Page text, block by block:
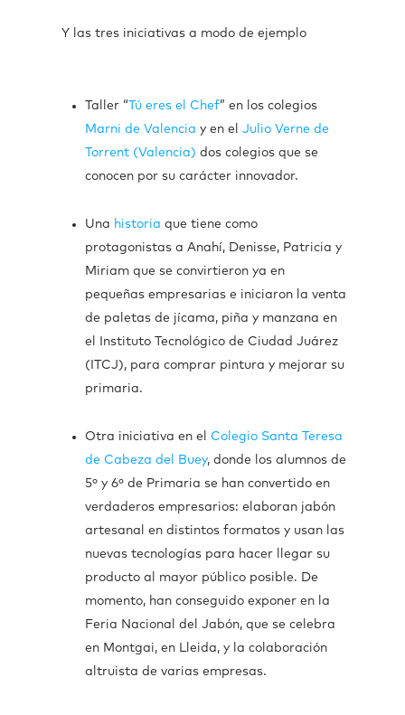
Y las tres iniciativas a modo de ejemplo
Taller “ Tú eres el Chef” en los colegios
Marni de Valencia y en el Julio Verne de
Torrent (Valencia) dos colegios que se
conocen por su carácter innovador.
Una historia que tiene como
protagonistas a Anahí, Denisse, Patricia y
Miriam que se convirtieron ya en
pequeñas empresarias e iniciaron la venta
de paletas de jícama, piña y manzana en
el Instituto Tecnológico de Ciudad Juárez
(ITCJ), para comprar pintura y mejorar su
primaria.
Otra iniciativa en el Colegio Santa Teresa
de Cabeza del Buey, donde los alumnos de
5º y 6º de Primaria se han convertido en
verdaderos empresarios: elaboran jabón
artesanal en distintos formatos y usan las
nuevas tecnologías para hacer llegar su
producto al mayor público posible. De
momento, han conseguido exponer en la
Feria Nacional del Jabón, que se celebra
en Montgai, en Lleida, y la colaboración
altruista de varias empresas.